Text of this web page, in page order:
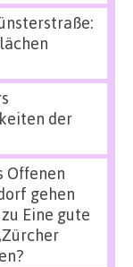
der
Offenen
gehen
zu Eine gute